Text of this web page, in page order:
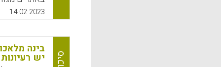
בעצמה, לא
לקצר באופן
מתבצעת
טקסט חדש,
בהעתקה.
14-02-2023
סיכום
בינה
יש